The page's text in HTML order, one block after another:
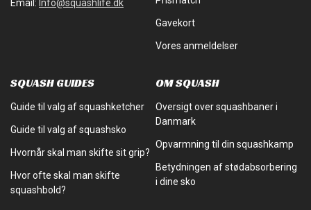
Email: Info@squashlife.dk
Gavekort
Vores anmeldelser
SQUASH GUIDES
Guide til valg af squashketcher
Guide til valg af squashsko
Hvornår skal man skifte sit grip?
Hvor ofte skal man skifte
squashbold?
OM SQUASH
Oversigt over squashbaner i
Danmark
Opvarmning til din squashkamp
Betydningen af stødabsorbering
i dine sko